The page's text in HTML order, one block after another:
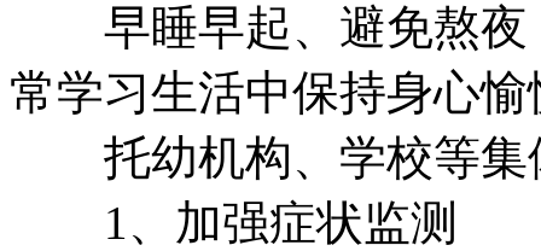
早睡早起、避免熬夜
常学习生活中保持身心愉
托幼机构、学校等集
1、加强症状监测